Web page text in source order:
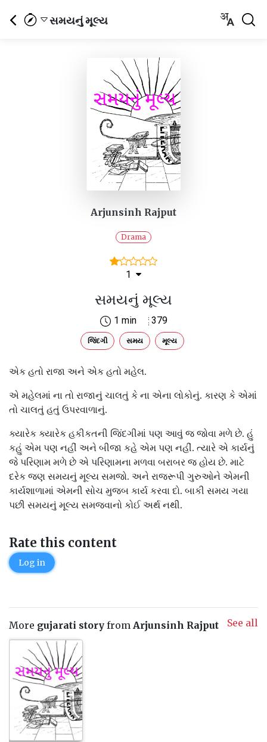
સમયનું મૂલ્ય
Arjunsinh Rajput
Drama
1
સમયનું મૂલ્ય
1 min 379
જિંદગી સમય મૂલ્ય
એક હતો રાજા અને એક હતો મહેલ.
એ મહેલમાં ના તો રાજાનું ચાલતું કે ના એના લોકોનું. કારણ કે એમાં
તો ચાલતું હતું ઉપરવાળાનું.
ક્યારેક ક્યારેક હકીકતની જિંદગીમાં પણ આવું જ જોવા મળે છે. હું
કહું એમ પણ નહીં અને બીજા કહે એમ પણ નહીં. ત્યારે એ કાર્યનું
જે પરિણામ મળે છે એ પરિણામના મળવા બરાબર જ હોય છે. માટે
દરેક જણ સમયનું મૂલ્ય સમજો. અને રાજરૂપી ગુરુઓને એમની
કાર્યશાળામાં એમની સોચ મુજબ કાર્ય કરવા દો. બાકી સમય ગયા
પછી સમયનું મૂલ્ય સમજવાનો કોઈ અર્થ નથી.
Rate this content
Log in
More gujarati story from Arjunsinh Rajput See all